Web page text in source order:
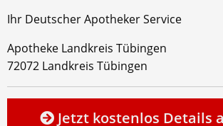
Ihr Deutscher Apotheker Service
Apotheke Landkreis Tübingen
72072 Landkreis Tübingen
Jetzt kostenlos Details